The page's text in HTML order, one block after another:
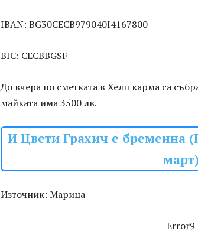
IBAN: BG30CECB979040I4167800
BIC: CECBBGSF
До вчера по сметката в Хелп карма са
майката има 3500 лв.
И Цвети Грахич е бременна
Източник: Марица
Error9